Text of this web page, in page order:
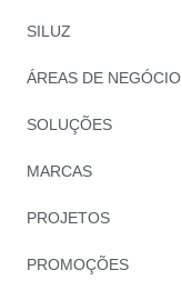
SILUZ
ÁREAS DE NEGÓCIO
SOLUÇÕES
MARCAS
PROJETOS
PROMOÇÕES